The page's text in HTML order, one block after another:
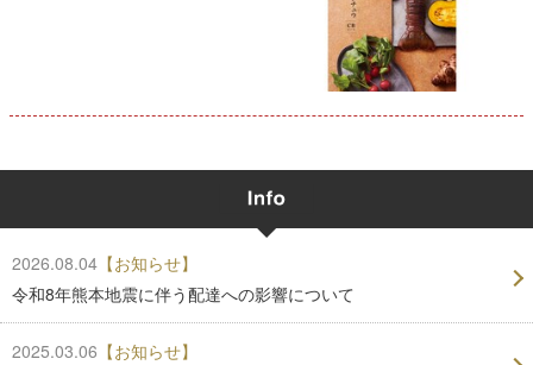
2026.08.04 【お知らせ】
令和8年熊本地震に伴う配達への影響について
2025.03.06 【お知らせ】